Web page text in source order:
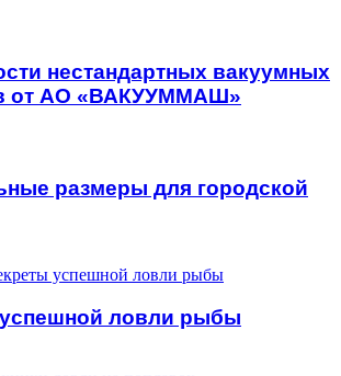
нестандартных вакуумных
от АО «ВАКУУММАШ»
размеры для городской
ловли рыбы